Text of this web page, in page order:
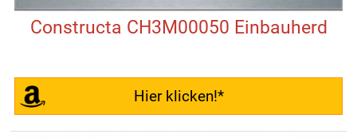
Constructa CH3M00050 Einbauherd
Hier klicken!*